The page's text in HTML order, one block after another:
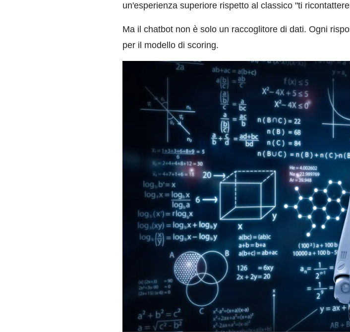
un'esperienza superiore rispetto al classico "ti
Ma il chatbot non è solo un raccoglitore di dati. Ogni
per il modello di scoring.